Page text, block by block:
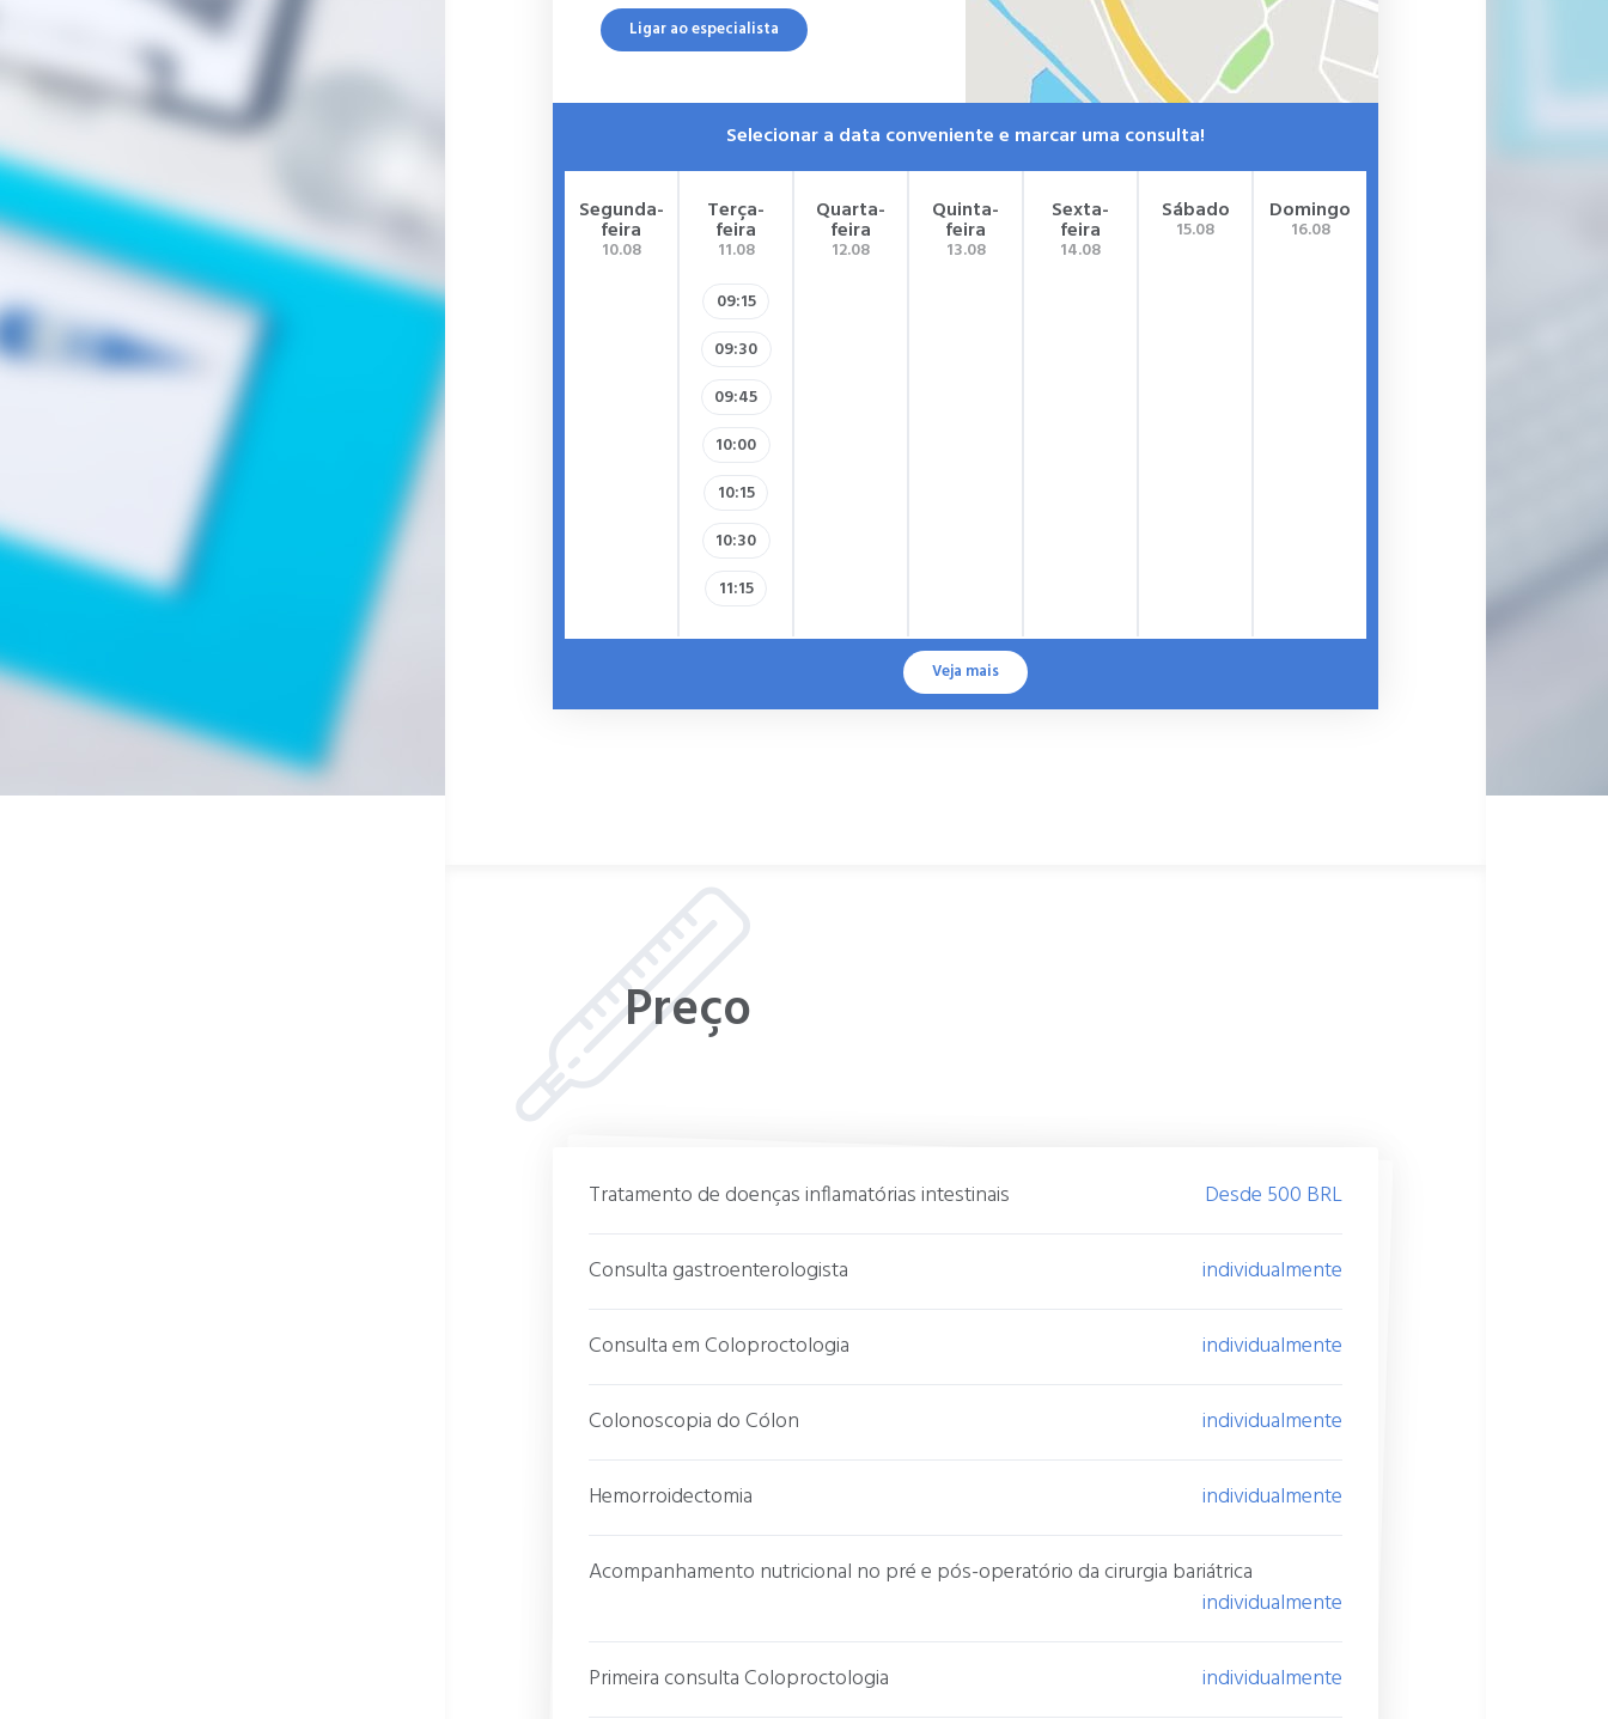
Ligar ao especialista
Selecionar a data conveniente e marcar uma consulta!
Segunda-
feira
10.08
Terça-
feira
11.08
09:15
09:30
09:45
10:00
10:15
10:30
11:15
Quarta-
feira
12.08
Quinta-
feira
13.08
Sexta-
feira
14.08
Sábado
15.08
Domingo
16.08
Veja mais
Preço
Tratamento de doenças inflamatórias intestinais Desde 500 BRL
Consulta gastroenterologista individualmente
Consulta em Coloproctologia individualmente
Colonoscopia do Cólon individualmente
Hemorroidectomia individualmente
Acompanhamento nutricional no pré e pós-operatório da cirurgia bariátrica
individualmente
Primeira consulta Coloproctologia individualmente